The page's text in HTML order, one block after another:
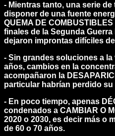
- Mientras tanto, una serie
disponer de una fuente
QUEMA DE
finales de la Segunda
dejaron improntas difíciles
- Sin grandes soluciones a
años, cambios en la
acompañaron la
particular habrían perdido
- En poco tiempo, apenas
condenados a CAMBIAR O
2020 o 2030, es decir más o
de 60 o 70 años.